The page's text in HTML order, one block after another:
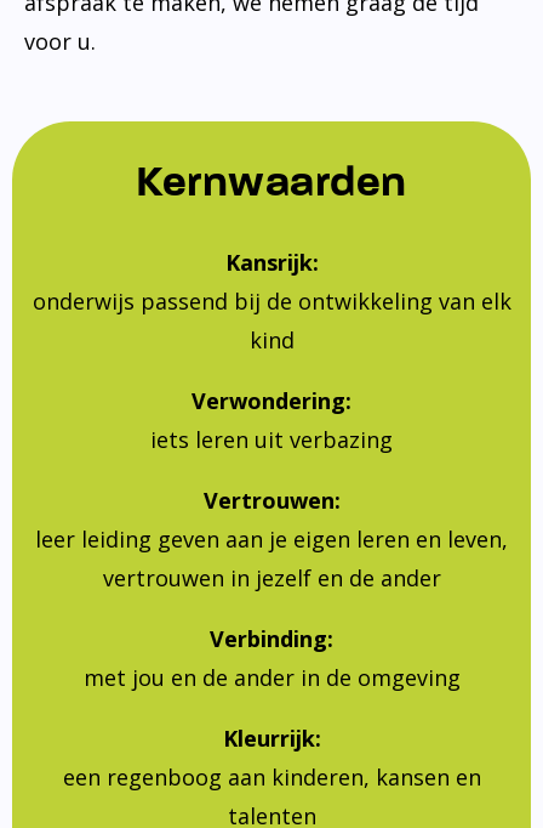
voor u.
Kernwaarden
Kansrijk:
onderwijs passend bij de ontwikkeling van elk
kind
Verwondering:
iets leren uit verbazing
Vertrouwen:
leer leiding geven aan je eigen leren en leven,
vertrouwen in jezelf en de ander
Verbinding:
met jou en de ander in de omgeving
Kleurrijk:
een regenboog aan kinderen, kansen en
talenten